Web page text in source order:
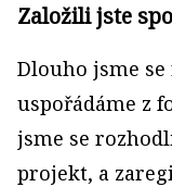
Založili jste
Dlouho jsme
uspořádáme z
jsme se
projekt, a